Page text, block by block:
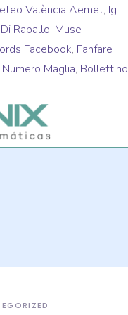
València Aemet, Ig
Rapallo, Muse
Facebook, Fanfare
Maglia, Bollettino